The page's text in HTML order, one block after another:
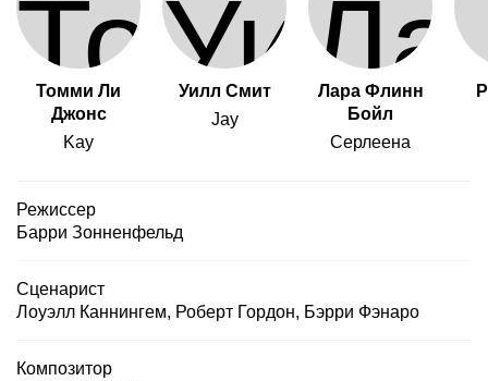
Томми Ли
Джонс
Kay
Уилл Смит
Jay
Лара Флинн
Бойл
Серлеена
Режиссер
Барри Зонненфельд
Сценарист
Лоуэлл Каннингем, Роберт Гордон, Бэрри Фэнаро
Композитор